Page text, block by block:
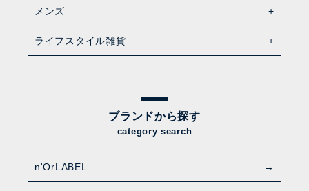
メンズ
ライフスタイル雑貨
ブランドから探す
category search
n'OrLABEL